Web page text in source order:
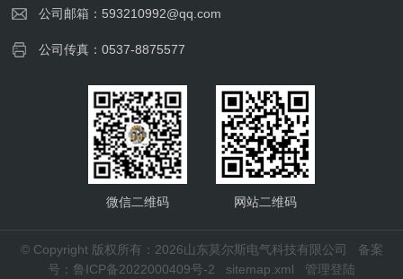
公司邮箱：593210992@qq.com
公司传真：0537-8875577
微信二维码 网站二维码
© Copyright 版权所有：2026山东莫尔斯电气科技有限公司 备案
号：鲁ICP备2022000409号-2
sitemap.xml 管理登陆